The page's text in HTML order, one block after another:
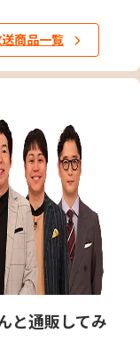
商品一覧
と通販してみ